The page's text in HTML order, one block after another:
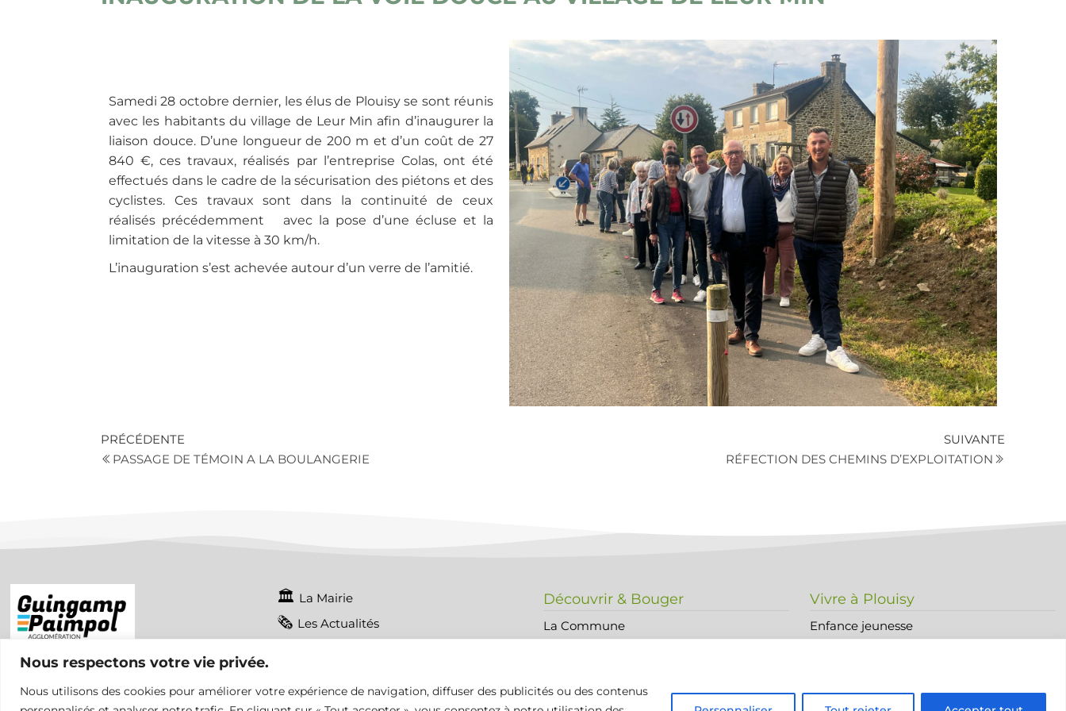
Nous respectons votre vie privée.
Nous utilisons des cookies pour améliorer votre expérience de navigation, diffuser des publicités ou des contenus
Samedi 28 octobre dernier, les élus de Plouisy se sont réunis
avec les habitants du village de Leur Min afin d’inaugurer la
liaison douce. D’une longueur de 200 m et d’un coût de 27
840 €, ces travaux, réalisés par l’entreprise Colas, ont été
effectués dans le cadre de la sécurisation des piétons et des
cyclistes. Ces travaux sont dans la continuité de ceux
réalisés précédemment avec la pose d’une écluse et la
limitation de la vitesse à 30 km/h.
L’inauguration s’est achevée autour d’un verre de l’amitié.
PRÉCÉDENTE
PASSAGE DE TÉMOIN A LA BOULANGERIE
SUIVANTE
RÉFECTION DES CHEMINS D’EXPLOITATION
La Mairie
Les Actualités
Découvrir & Bouger
La Commune
Vivre à Plouisy
Enfance jeunesse